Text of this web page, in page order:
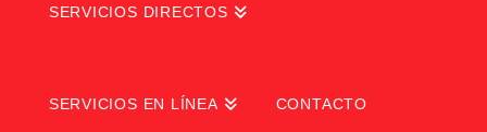
SERVICIOS DIRECTOS
SERVICIOS EN LÍNEA CONTACTO